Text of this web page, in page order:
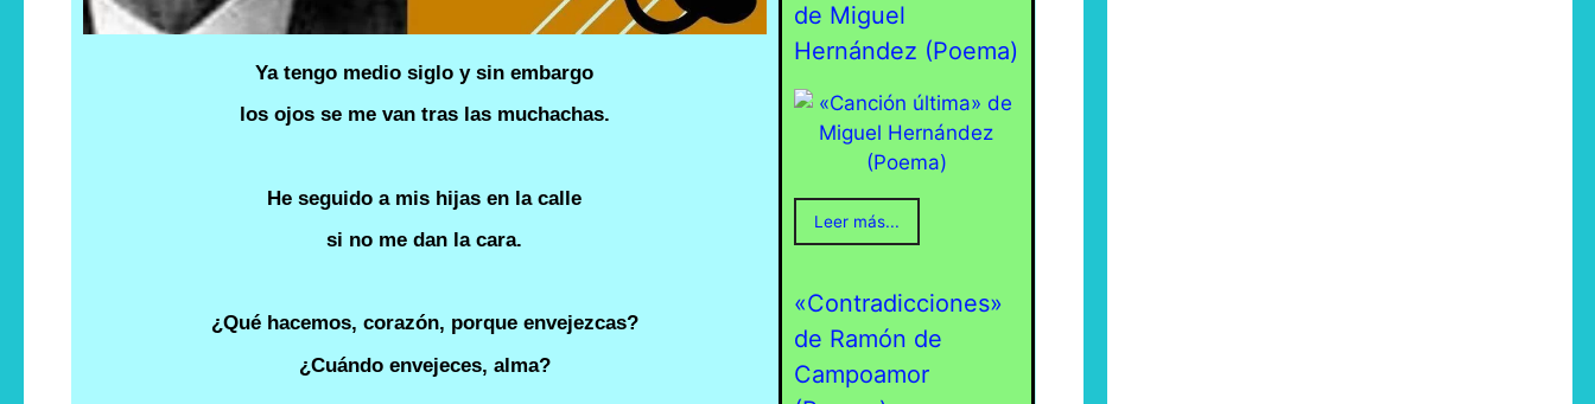
Ya tengo medio siglo y sin embargo
los ojos se me van tras las muchachas.
He seguido a mis hijas en la calle
si no me dan la cara.
¿Qué hacemos, corazón, porque envejezcas?
¿Cuándo envejeces, alma?
de Miguel
Hernández (Poema)
Leer más...
«Contradicciones»
de Ramón de
Campoamor